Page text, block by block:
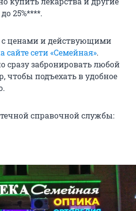
25%****.
ценами и действующими
сайте сети «Семейная».
сразу забронировать любой
чтобы подъехать в удобное
справочной службы: